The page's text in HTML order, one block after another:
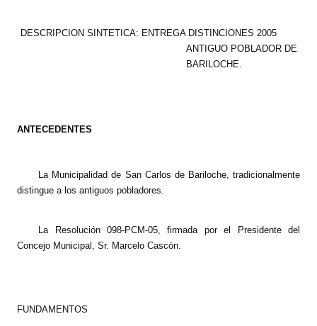
LEGISLACIÓN
Digesto
DOCUMENTOS
DESCRIPCION SINTETICA: ENTREGA DISTINCIONES 2005
ANTIGUO POBLADOR DE
BARILOCHE.
ANTECEDENTES
La Municipalidad de San Carlos de Bariloche, tradicionalmente
distingue a los antiguos pobladores.
La Resolución 098-PCM-05, firmada por el Presidente del
Concejo Municipal, Sr. Marcelo Cascón.
FUNDAMENTOS